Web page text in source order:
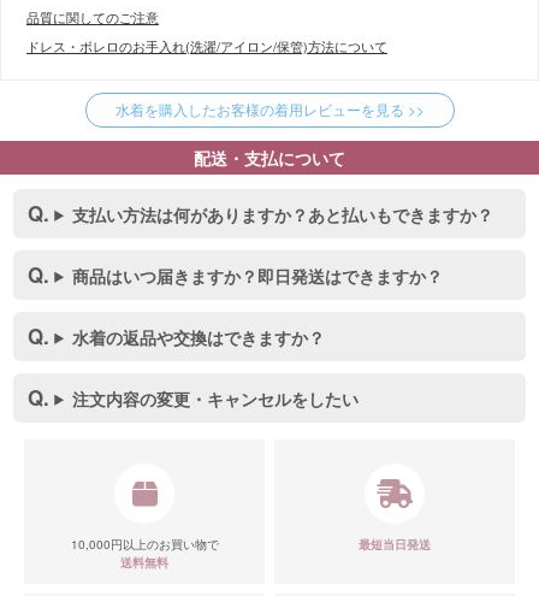
品質に関してのご注意
ドレス・ボレロのお手入れ(洗濯/アイロン/保管)方法について
水着を購入したお客様の着用レビューを見る >>
配送・支払について
支払い方法は何がありますか？あと払いもできますか？
商品はいつ届きますか？即日発送はできますか？
水着の返品や交換はできますか？
注文内容の変更・キャンセルをしたい
10,000円以上のお買い物で
送料無料
最短当日発送